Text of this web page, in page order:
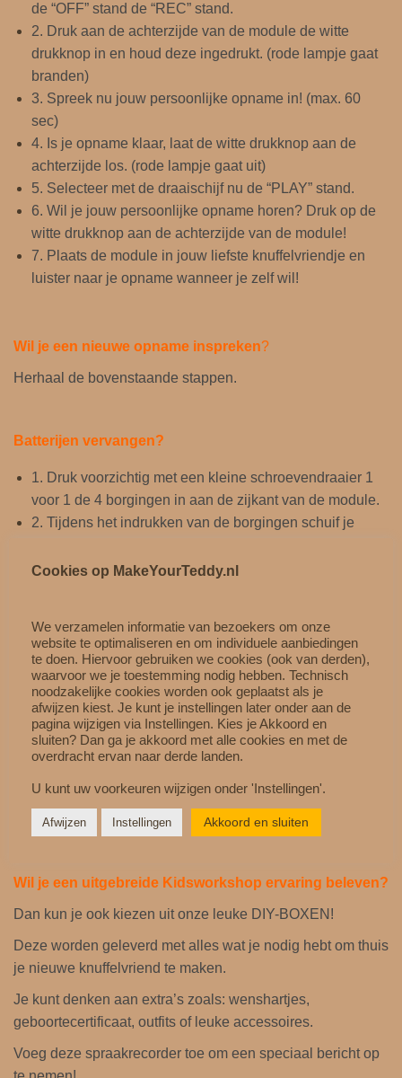
de “OFF” stand de “REC” stand.
2. Druk aan de achterzijde van de module de witte
drukknop in en houd deze ingedrukt. (rode lampje gaat
branden)
3. Spreek nu jouw persoonlijke opname in! (max. 60
sec)
4. Is je opname klaar, laat de witte drukknop aan de
achterzijde los. (rode lampje gaat uit)
5. Selecteer met de draaischijf nu de “PLAY” stand.
6. Wil je jouw persoonlijke opname horen? Druk op de
witte drukknop aan de achterzijde van de module!
7. Plaats de module in jouw liefste knuffelvriendje en
luister naar je opname wanneer je zelf wil!
Wil je een nieuwe opname inspreken?
Herhaal de bovenstaande stappen.
Batterijen vervangen?
1. Druk voorzichtig met een kleine schroevendraaier 1
voor 1 de 4 borgingen in aan de zijkant van de module.
2. Tijdens het indrukken van de borgingen schuif je
3. Plaats de 3 nieuweLR44knoopcel batterijen en
De module even niet gebruiken?
Wil je de module even niet gebruiken dan kun je de
module geheel uitzetten.
Dit kun je doen door de draaischijf in de “OFF” stand te
schuiven.
Wil je een uitgebreide Kidsworkshop ervaring beleven?
Dan kun je ook kiezen uit onze leuke DIY-BOXEN!
Deze worden geleverd met alles wat je nodig hebt om thuis
je nieuwe knuffelvriend te maken.
Je kunt denken aan extra’s zoals: wenshartjes,
geboortecertificaat, outfits of leuke accessoires.
Voeg deze spraakrecorder toe om een ​​speciaal bericht op
Cookies op MakeYourTeddy.nl
We verzamelen informatie van bezoekers om onze
website te optimaliseren en om individuele aanbiedingen
te doen. Hiervoor gebruiken we cookies (ook van derden),
waarvoor we je toestemming nodig hebben. Technisch
noodzakelijke cookies worden ook geplaatst als je
afwijzen kiest. Je kunt je instellingen later onder aan de
pagina wijzigen via Instellingen. Kies je Akkoord en
sluiten? Dan ga je akkoord met alle cookies en met de
overdracht ervan naar derde landen.
U kunt uw voorkeuren wijzigen onder 'Instellingen'.
Afwijzen Instellingen Akkoord en sluiten